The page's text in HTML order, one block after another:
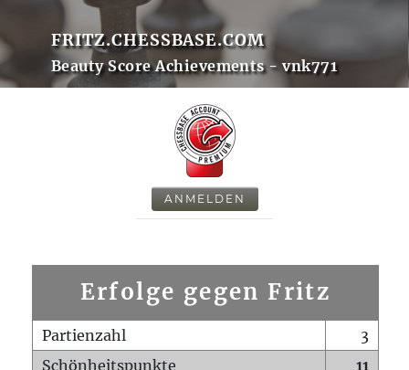
FRITZ.CHESSBASE.COM
Beauty Score Achievements - vnk771
ANMELDEN
Erfolge gegen Fritz
Partienzahl
3
Schönheitspunkte
11